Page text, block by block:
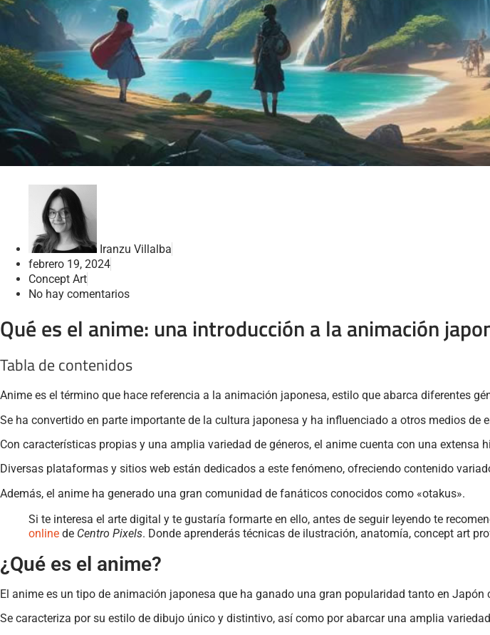
Iranzu Villalba
febrero 19, 2024
Concept Art
No hay comentarios
Qué es el anime: una introducción a la animación
Tabla de contenidos
Anime es el término que hace referencia a la animación japonesa, estilo que abarca diferentes
Se ha convertido en parte importante de la cultura japonesa y ha influenciado a otros medios de
Con características propias y una amplia variedad de géneros, el anime cuenta con una
Diversas plataformas y sitios web están dedicados a este fenómeno, ofreciendo contenido
Además, el anime ha generado una gran comunidad de fanáticos conocidos como «otakus».
Si te interesa el arte digital y te gustaría formarte en ello, antes de seguir leyendo te
online de Centro Pixels. Donde aprenderás técnicas de ilustración, anatomía, concept art
¿Qué es el anime?
El anime es un tipo de animación japonesa que ha ganado una gran popularidad tanto en Japón
Se caracteriza por su estilo de dibujo único y distintivo, así como por abarcar una amplia